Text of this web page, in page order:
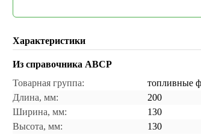
Характеристики
Из справочника ABCP
Товарная группа:
топливные
Длина, мм:
200
Ширина, мм:
130
Высота, мм:
130